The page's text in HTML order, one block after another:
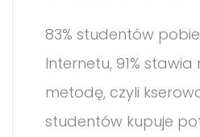
83% studentów
Internetu, 91%
metodę, czyli
studentów kupuje